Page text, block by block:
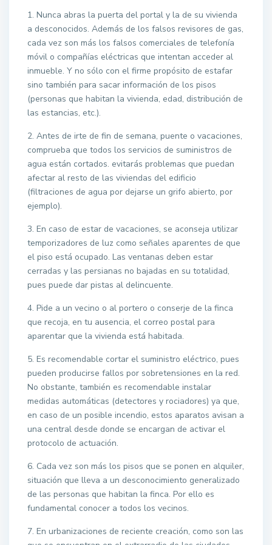
1. Nunca abras la puerta del portal y la de su vivienda
a desconocidos. Además de los falsos revisores de gas,
cada vez son más los falsos comerciales de telefonía
móvil o compañías eléctricas que intentan acceder al
inmueble. Y no sólo con el firme propósito de estafar
sino también para sacar información de los pisos
(personas que habitan la vivienda, edad, distribución de
las estancias, etc.).
2. Antes de irte de fin de semana, puente o vacaciones,
comprueba que todos los servicios de suministros de
agua están cortados. evitarás problemas que puedan
afectar al resto de las viviendas del edificio
(filtraciones de agua por dejarse un grifo abierto, por
ejemplo).
3. En caso de estar de vacaciones, se aconseja utilizar
temporizadores de luz como señales aparentes de que
el piso está ocupado. Las ventanas deben estar
cerradas y las persianas no bajadas en su totalidad,
pues puede dar pistas al delincuente.
4. Pide a un vecino o al portero o conserje de la finca
que recoja, en tu ausencia, el correo postal para
aparentar que la vivienda está habitada.
5. Es recomendable cortar el suministro eléctrico, pues
pueden producirse fallos por sobretensiones en la red.
No obstante, también es recomendable instalar
medidas automáticas (detectores y rociadores) ya que,
en caso de un posible incendio, estos aparatos avisan a
una central desde donde se encargan de activar el
protocolo de actuación.
6. Cada vez son más los pisos que se ponen en alquiler,
situación que lleva a un desconocimiento generalizado
de las personas que habitan la finca. Por ello es
fundamental conocer a todos los vecinos.
7. En urbanizaciones de reciente creación, como son las